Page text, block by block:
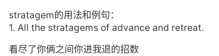
stratagem的用法和例句：
1. All the stratagems of advance and retreat.
看尽了你俩之间你进我退的招数